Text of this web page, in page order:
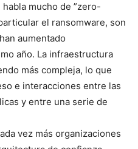
mucho de ”zero-
el ransomware, son
aumentado
año. La infraestructura
más compleja, lo que
e interacciones entre las
y entre una serie de
vez más organizaciones